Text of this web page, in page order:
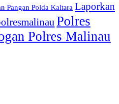
Pangan Polda Kaltara Laporkan
Polres
Polres Malinau